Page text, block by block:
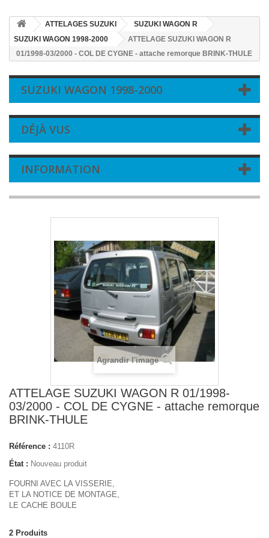
ATTELAGES SUZUKI
SUZUKI WAGON R
SUZUKI WAGON 1998-2000
ATTELAGE SUZUKI WAGON R
01/1998-03/2000 - COL DE CYGNE - attache remorque BRINK-THULE
SUZUKI WAGON 1998-2000
DÉJÀ VUS
INFORMATION
Agrandir l'image
ATTELAGE SUZUKI WAGON R 01/1998-
03/2000 - COL DE CYGNE - attache remorque
BRINK-THULE
Référence : 4110R
État : Nouveau produit
FOURNI AVEC LA VISSERIE,
ET LA NOTICE DE MONTAGE,
LE CACHE BOULE
2 Produits